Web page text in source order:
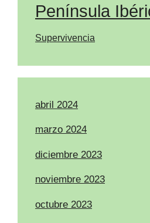
Península
Supervivencia
abril 2024
marzo 2024
diciembre 2023
noviembre 2023
octubre 2023